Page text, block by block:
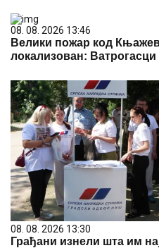
08. 08. 2026 13:46
Велики пожар код
локализован:
08. 08. 2026 13:30
Грађани изнели шта им